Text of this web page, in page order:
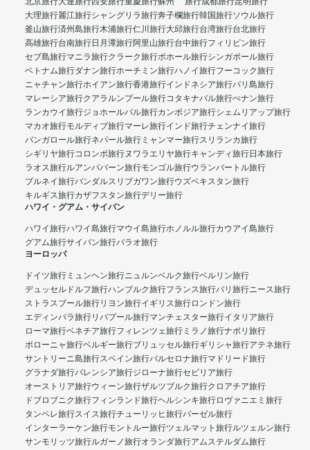
大理旅行麗江旅行シャングリラ旅行奔子欄旅行韓国旅行ソウル旅行
釜山旅行済州島旅行木浦旅行仁川旅行大邱旅行台湾旅行台北旅行
高雄旅行台南旅行日月潭旅行阿里山旅行台中旅行フィリピン旅行
セブ島旅行マニラ旅行クラーク旅行ボホール旅行シンガポール旅行
ベトナム旅行ダナン旅行ホーチミン旅行ハノイ旅行フーコック旅行
ニャチャン旅行ホイアン旅行香港旅行インドネシア旅行バリ島旅行
マレーシア旅行クアラルンプール旅行コタキナバル旅行ぺナン旅行
ランカウイ旅行ジョホールバル旅行カンボジア旅行シェムリアップ旅行
マカオ旅行モルディブ旅行マーレ旅行インド旅行チェンナイ旅行
バンガロール旅行ネパール旅行 ミャンマー旅行スリランカ旅行
シギリヤ旅行コロンボ旅行ヌワラエリヤ旅行キャンディ旅行日本旅行
ラオス旅行ルアンパバーン旅行モンゴル旅行ウランバートル旅行
ブルネイ旅行バンダルスリブガワン旅行ウズベキスタン旅行
キルギス旅行カザフスタン旅行デリー旅行
ハワイ・グアム・サイパン
ハワイ旅行ハワイ島旅行マウイ島旅行ホノルル旅行カウアイ島旅行
グアム旅行サイパン旅行パラオ旅行
ヨーロッパ
ドイツ旅行 ミュンヘン旅行ニュルンベルク旅行ベルリン旅行
デュッセルドルフ旅行ハンブルク旅行フランス旅行パリ旅行ニース旅行
ストラスブール旅行リヨン旅行イギリス旅行ロンドン旅行
エディンバラ旅行リバプール旅行マンチェスター旅行イタリア旅行
ローマ旅行ベネチア旅行フィレンツェ旅行 ミラノ旅行ナポリ旅行
ボローニャ旅行ベルギー旅行ブリュッセル旅行ギリシャ旅行アテネ旅行
サントリーニ島旅行スペイン旅行バルセロナ旅行マドリード旅行
グラナダ旅行バレンシア旅行ジローナ旅行セビリア旅行
オーストリア旅行ウィーン旅行ザルツブルク旅行クロアチア旅行
ドブロブニク旅行フィンランド旅行ヘルシンキ旅行ロヴァニエミ旅行
タンペレ旅行スイス旅行チューリッヒ旅行バーゼル旅行
インターラーケン旅行モントルー旅行ツェルマット旅行ルツェルン旅行
サンモリッツ旅行ルガーノ旅行オランダ旅行アムステルダム旅行